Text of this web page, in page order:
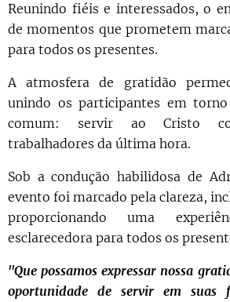
Reunindo fiéis e interessados, o
de momentos que prometem
para todos os presentes.
A atmosfera de gratidão
unindo os participantes em
comum: servir ao Cristo
trabalhadores da última hora.
Sob a condução habilidosa de
evento foi marcado pela clareza,
proporcionando uma
esclarecedora para todos os
"Que possamos expressar nossa
oportunidade de servir em suas